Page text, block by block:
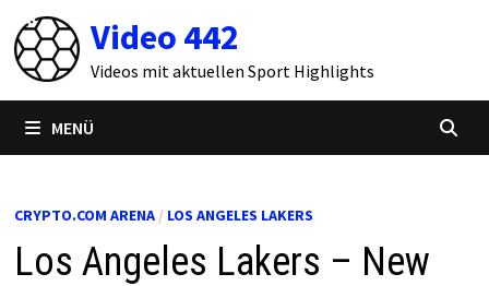
Zum
Inhalt
springen
Video 442
Videos mit aktuellen Sport Highlights
MENÜ
CRYPTO.COM ARENA/ LOS ANGELES LAKERS
Los Angeles Lakers – New